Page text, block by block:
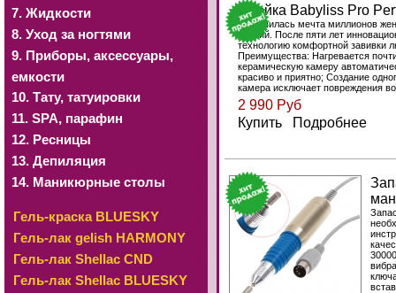
7. Жидкости
8. Уход за ногтями
9. Приборы, аксессуары,
емкости
10. Тату, татуировки
11. SРА, парафин
12. Ресницы
13. Депиляция
14. Маникюрные столы
Гель-краска BLUESKY
Гель-лак gelish HARMONY
Гель-лак Shellac CND
Гель-лак Shellac BLUESKY
Плойка Babyliss Pro
Свершилась мечта миллионов
усилий. После пяти лет
технологию комфортной завивки
Преимущества: Нагревается
керамическую камеру
красиво и приятно; Создание
камера исключает повреждения
2 990 Руб
Купить Подробнее